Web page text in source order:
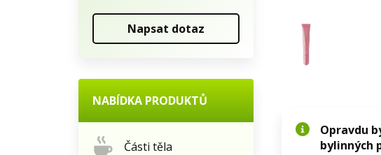
Opravdu
bylinných
Napsat dotaz
NABÍDKA PRODUKTŮ
Části těla